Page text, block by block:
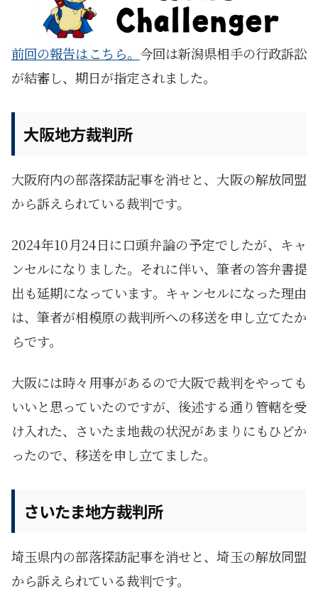
前回の報告はこちら。 今回は新潟県相手の行政訴訟
が結審し、期日が指定されました。
大阪地方裁判所
大阪府内の部落探訪記事を消せと、大阪の解放同盟
から訴えられている裁判です。
2024年10月24日に口頭弁論の予定でしたが、キャ
ンセルになりました。それに伴い、筆者の答弁書提
出も延期になっています。キャンセルになった理由
は、筆者が相模原の裁判所への移送を申し立てたか
らです。
大阪には時々用事があるので大阪で裁判をやっても
いいと思っていたのですが、後述する通り管轄を受
け入れた、さいたま地裁の状況があまりにもひどか
ったので、移送を申し立てました。
さいたま地方裁判所
埼玉県内の部落探訪記事を消せと、埼玉の解放同盟
から訴えられている裁判です。